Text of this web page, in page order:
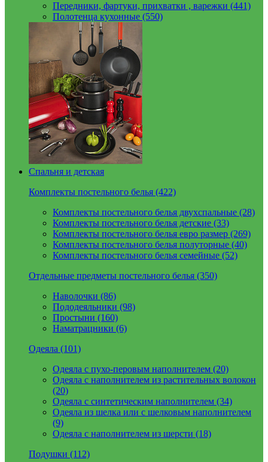
Передники, фартуки, прихватки , варежки (441)
Полотенца кухонные (550)
Спальня и детская
Комплекты постельного белья (422)
Комплекты постельного белья двухспальные (28)
Комплекты постельного белья детские (33)
Комплекты постельного белья евро размер (269)
Комплекты постельного белья полуторные (40)
Комплекты постельного белья семейные (52)
Отдельные предметы постельного белья (350)
Наволочки (86)
Пододеяльники (98)
Простыни (160)
Наматрацники (6)
Одеяла (101)
Одеяла с пухо-перовым наполнителем (20)
Одеяла с наполнителем из растительных волокон
(20)
Одеяла с синтетическим наполнителем (34)
Одеяла из шелка или с шелковым наполнителем
(9)
Одеяла с наполнителем из шерсти (18)
Подушки (112)